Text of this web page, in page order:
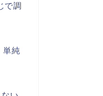
で調
単純